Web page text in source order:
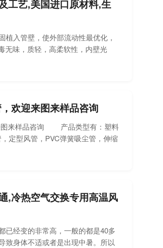
工艺,美国进口原材料,生
入管壁，使外部流动性最优化，
无味，质轻，高柔软性，内壁光
欢迎来图来样品咨询
图来样品咨询 产品类型有：塑料
定型风管，PVC弹簧吸尘管，伸缩
,冷热空气交换专用高温风
经变的非常高，一般的都是40多
致身体不适或者是出现中暑。所以